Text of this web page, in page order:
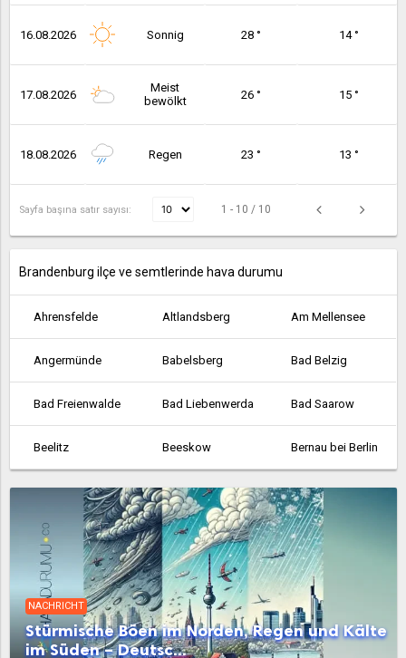
16.08.2026 Sonnig 28 ° 14 °
17.08.2026
Meist
bewölkt
26 ° 15 °
18.08.2026 Regen 23 ° 13 °
Sayfa başına satır sayısı: 1 - 10 / 10
Brandenburg ilçe ve semtlerinde hava durumu
Ahrensfelde Altlandsberg Am Mellensee
Angermünde Babelsberg Bad Belzig
Bad Freienwalde Bad Liebenwerda Bad Saarow
Beelitz Beeskow Bernau bei Berlin
Bestensee Biesenthal Birkenwerder
Blankenfelde Blankenfelde-Mahlow Brieselang
Calau Cottbus Dahme
Dallgow-Döberitz Doberlug-Kirchhain Drebkau
NACHRICHT
Stürmische Böen im Norden, Regen und Kälte
im Süden – Deutsc...